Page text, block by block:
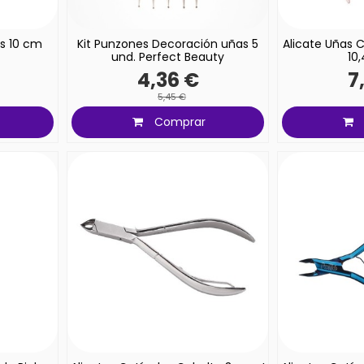
10 cm
Kit Punzones Decoración uñas 5
und. Perfect Beauty
4,36 €
5,45 €
Comprar
Alicate Uñas